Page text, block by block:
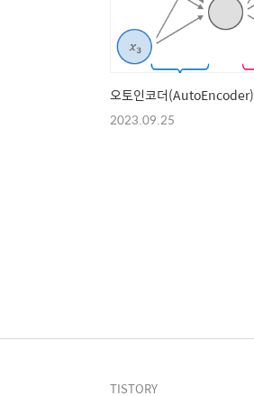
오토인코더(AutoEncoder)
2023.09.25
TISTORY